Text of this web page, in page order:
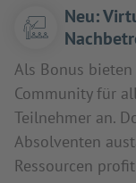
Neu:
Als Bonus
Community für
Teilnehmer an.
Absolventen
Ressourcen